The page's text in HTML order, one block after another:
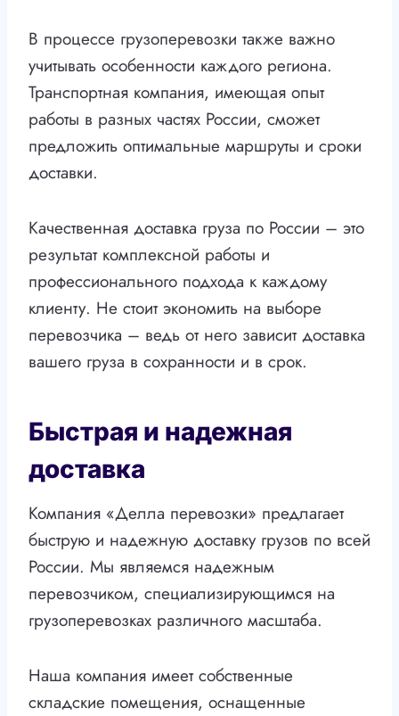
В процессе грузоперевозки также важно
учитывать особенности каждого региона.
Транспортная компания, имеющая опыт
работы в разных частях России, сможет
предложить оптимальные маршруты и сроки
доставки.
Качественная доставка груза по России – это
результат комплексной работы и
профессионального подхода к каждому
клиенту. Не стоит экономить на выборе
перевозчика – ведь от него зависит доставка
вашего груза в сохранности и в срок.
Быстрая и надежная
доставка
Компания «Делла перевозки» предлагает
быструю и надежную доставку грузов по всей
России. Мы являемся надежным
перевозчиком, специализирующимся на
грузоперевозках различного масштаба.
Наша компания имеет собственные
складские помещения, оснащенные